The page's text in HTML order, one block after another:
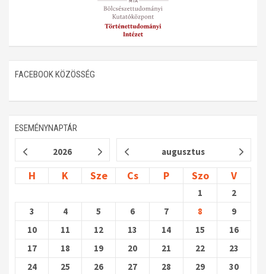
FACEBOOK KÖZÖSSÉG
ESEMÉNYNAPTÁR
2026 augusztus
H K Sze Cs P Szo V
1
2
3
4 5 6 7 8
9
10
11 12 13 14 15
16
17
18 19 20 21 22
23
24
25 26 27 28 29 30